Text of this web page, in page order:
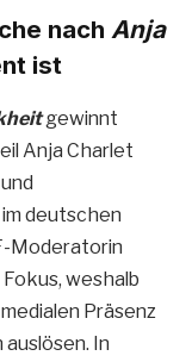
nach Anja
ist
gewinnt
Anja Charlet
deutschen
Moderatorin
weshalb
Präsenz
In